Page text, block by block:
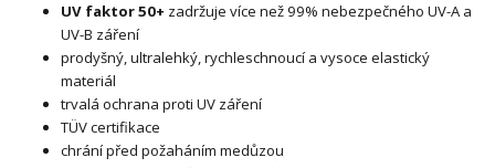
UV faktor 50+ zadržuje více než 99% nebezpečného UV-A a
UV-B záření
prodyšný, ultralehký, rychleschnoucí a vysoce elastický
materiál
trvalá ochrana proti UV záření
TÜV certifikace
chrání před požaháním medůzou